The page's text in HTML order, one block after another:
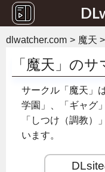
dlwatcher.com 魔天
「魔天」のサ
サークル「魔天」
学園」、「ギャグ
「しつけ（調教）
います。